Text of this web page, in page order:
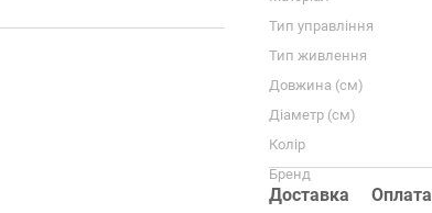
Тип управління
Тип живлення
Довжина (см)
Діаметр (см)
Колір
Бренд
Доставка Оплата